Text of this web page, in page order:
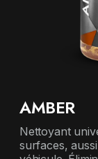
AMBER
Nettoyant
surfaces,